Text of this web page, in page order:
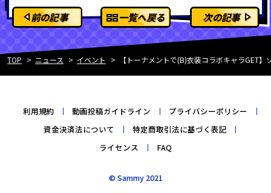
前の記事 一覧へ戻る 次の記事
TOP ニュース イベント 【トーナメントで(B)衣装コラボキャラGET
© Sammy 2021
利用規約 動画投稿ガイドライン
プライバシーポリシー
資金決済法について
特定商取引法に基づく表記
ライセンス
FAQ